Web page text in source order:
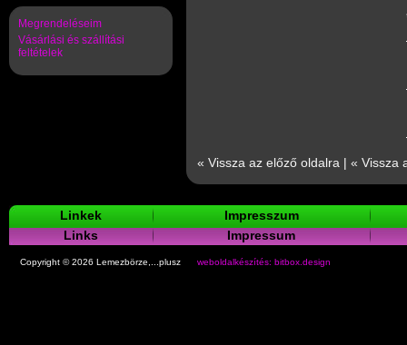
Megrendeléseim
Vásárlási és szállítási
feltételek
« Vissza az előző oldalra | « Vissza
Linkek
Impresszum
Links
Impressum
Copyright © 2026 Lemezbörze,...plusz weboldalkészítés: bitbox.design